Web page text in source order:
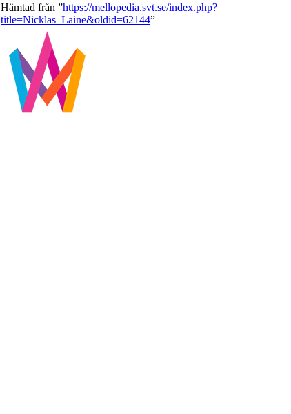
Hämtad från ”https://mellopedia.svt.se/index.php?
title=Nicklas_Laine&oldid=62144”